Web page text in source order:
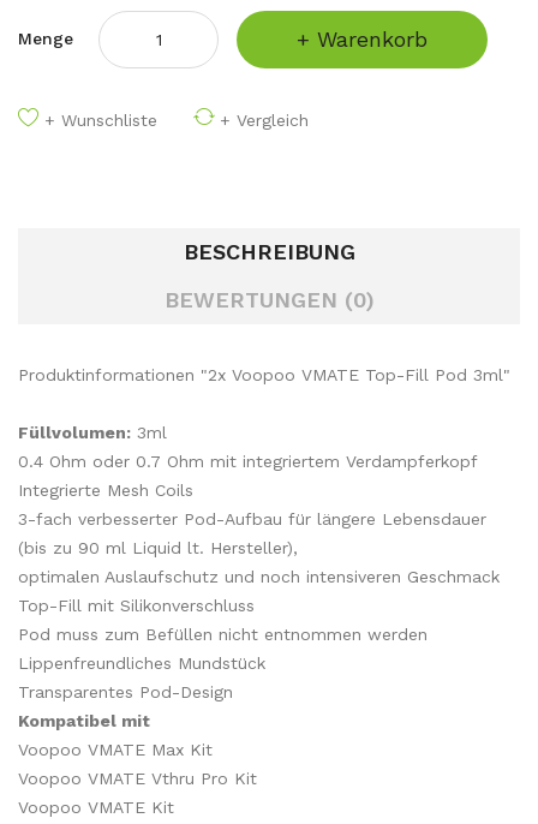
Menge + Warenkorb
+ Wunschliste + Vergleich
BESCHREIBUNG
BEWERTUNGEN (0)
Produktinformationen "2x Voopoo VMATE Top-Fill Pod 3ml"
Füllvolumen: 3ml
0.4 Ohm oder 0.7 Ohm mit integriertem Verdampferkopf
Integrierte Mesh Coils
3-fach verbesserter Pod-Aufbau für längere Lebensdauer
(bis zu 90 ml Liquid lt. Hersteller),
optimalen Auslaufschutz und noch intensiveren Geschmack
Top-Fill mit Silikonverschluss
Pod muss zum Befüllen nicht entnommen werden
Lippenfreundliches Mundstück
Transparentes Pod-Design
Kompatibel mit
Voopoo VMATE Max Kit
Voopoo VMATE Vthru Pro Kit
Voopoo VMATE Kit